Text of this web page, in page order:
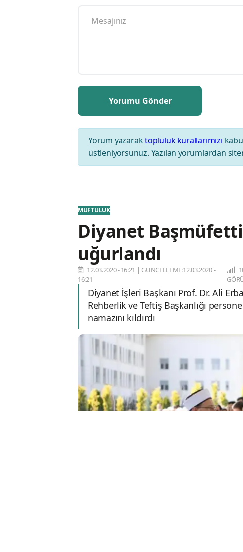
Yorum yazaraktopluluk kurallarımızı
üstleniyorsunuz. Yazılan yorumlardan
MÜFTÜLÜK
Diyanet
uğurlandı
12.03.2020 - 16:21 | GÜNCELLEME:12.03.2020 -
16:21
Diyanet İşleri Başkanı Prof. Dr. Ali
Rehberlik ve Teftiş Başkanlığı
namazını kıldırdı